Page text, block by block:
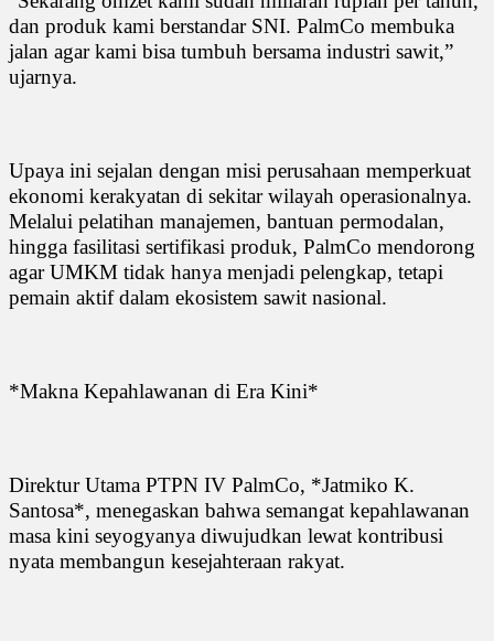
dan produk kami berstandar SNI. PalmCo membuka
jalan agar kami bisa tumbuh bersama industri sawit,”
ujarnya.
Upaya ini sejalan dengan misi perusahaan memperkuat
ekonomi kerakyatan di sekitar wilayah operasionalnya.
Melalui pelatihan manajemen, bantuan permodalan,
hingga fasilitasi sertifikasi produk, PalmCo mendorong
agar UMKM tidak hanya menjadi pelengkap, tetapi
pemain aktif dalam ekosistem sawit nasional.
*Makna Kepahlawanan di Era Kini*
Direktur Utama PTPN IV PalmCo, *Jatmiko K.
Santosa*, menegaskan bahwa semangat kepahlawanan
masa kini seyogyanya diwujudkan lewat kontribusi
nyata membangun kesejahteraan rakyat.